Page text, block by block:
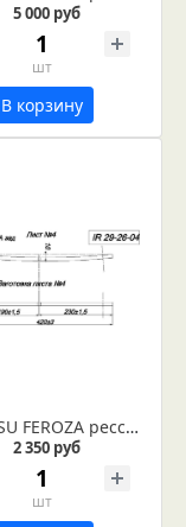
5 000 руб
шт
В корзину
DAIHATSU FEROZA рессора задняя лист №4 (Арт. IR 29-26-04)
2 350 руб
шт